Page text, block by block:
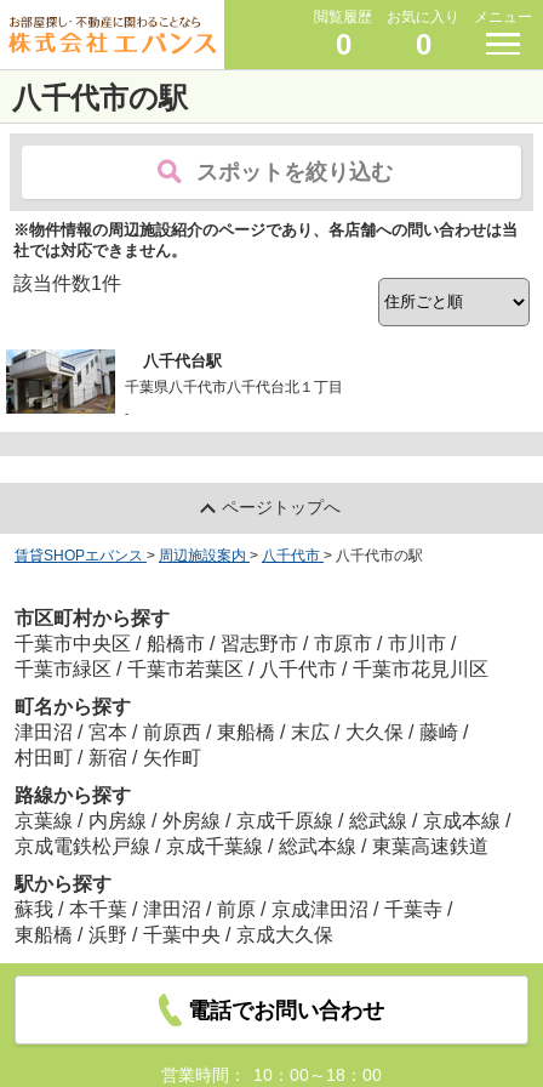
閲覧履歴
0
お気に入り
0
メニュー
八千代市の駅
スポットを絞り込む
※物件情報の周辺施設紹介のページであり、各店舗への問い合わせは当
社では対応できません。
該当件数1件
八千代台駅
千葉県八千代市八千代台北１丁目
-
ページトップへ
賃貸SHOPエバンス > 周辺施設案内 > 八千代市 > 八千代市の駅
市区町村から探す
千葉市中央区 / 船橋市 / 習志野市 / 市原市 / 市川市 /
千葉市緑区 / 千葉市若葉区 / 八千代市 / 千葉市花見川区
町名から探す
津田沼 / 宮本 / 前原西 / 東船橋 / 末広 / 大久保 / 藤崎 /
村田町 / 新宿 / 矢作町
路線から探す
京葉線 / 内房線 / 外房線 / 京成千原線 / 総武線 / 京成本線 /
京成電鉄松戸線 / 京成千葉線 / 総武本線 / 東葉高速鉄道
駅から探す
蘇我 / 本千葉 / 津田沼 / 前原 / 京成津田沼 / 千葉寺 /
東船橋 / 浜野 / 千葉中央 / 京成大久保
電話でお問い合わせ
営業時間： 10：00～18：00